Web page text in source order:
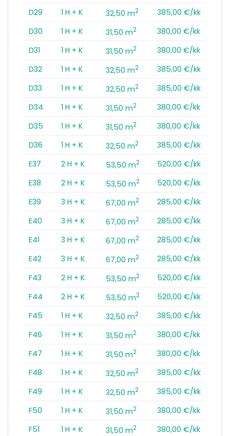
D29
1 H + K 32,50 m2
385,00 €/kk
D30
1 H + K 31,50 m2
380,00 €/kk
D31
1 H + K 31,50 m2
380,00 €/kk
D32
1 H + K 32,50 m2
385,00 €/kk
D33
1 H + K 32,50 m2
385,00 €/kk
D34
1 H + K 31,50 m2
380,00 €/kk
D35
1 H + K 31,50 m2
380,00 €/kk
D36
1 H + K 32,50 m2
385,00 €/kk
E37
2 H + K 53,50 m2
520,00 €/kk
E38
2 H + K 53,50 m2
520,00 €/kk
E39
3 H + K 67,00 m2
285,00 €/kk
E40
3 H + K 67,00 m2
285,00 €/kk
E41
3 H + K 67,00 m2
285,00 €/kk
E42
3 H + K 67,00 m2
285,00 €/kk
F43
2 H + K 53,50 m2
520,00 €/kk
F44
2 H + K 53,50 m2
520,00 €/kk
F45
1 H + K 32,50 m2
385,00 €/kk
F46
1 H + K 31,50 m2
380,00 €/kk
F47
1 H + K 31,50 m2
380,00 €/kk
F48
1 H + K 32,50 m2
385,00 €/kk
F49
1 H + K 32,50 m2
385,00 €/kk
F50
1 H + K 31,50 m2
380,00 €/kk
F51
1 H + K 31,50 m2
380,00 €/kk